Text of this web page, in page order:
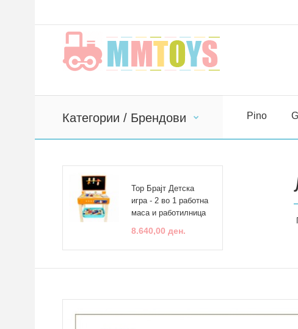
Категории / Брендови Pino
Top Брајт Детска
игра - 2 во 1 работна
маса и работилница
8.640,00 ден.